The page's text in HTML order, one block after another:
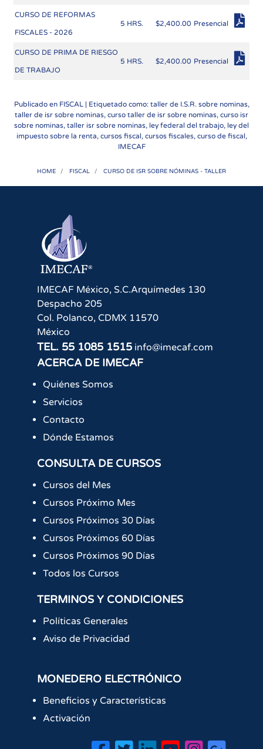
CURSO DE REFORMAS
FISCALES - 2026
5 HRS. $2,400.00 Presencial
CURSO DE PRIMA DE RIESGO
DE TRABAJO
5 HRS. $2,400.00 Presencial
Publicado en FISCAL| Etiquetado como: taller de I.S.R. sobre nominas,
taller de isr sobre nominas, curso taller de isr sobre nominas, curso isr
sobre nominas, taller isr sobre nominas, ley federal del trabajo, ley del
impuesto sobre la renta, cursos fiscal, cursos fiscales, curso de fiscal,
IMECAF
HOME FISCAL CURSO DE ISR SOBRE NÓMINAS - TALLER
IMECAF México, S.C.Arquímedes 130
Despacho 205
Col. Polanco, CDMX 11570
México
TEL. 55 1085 1515 info@imecaf.com
ACERCA DE IMECAF
Quiénes Somos
Servicios
Contacto
Dónde Estamos
CONSULTA DE CURSOS
Cursos del Mes
Cursos Próximo Mes
Cursos Próximos 30 Días
Cursos Próximos 60 Días
Cursos Próximos 90 Días
Todos los Cursos
TERMINOS Y CONDICIONES
Políticas Generales
Aviso de Privacidad
MONEDERO ELECTRÓNICO
Beneficios y Características
Activación